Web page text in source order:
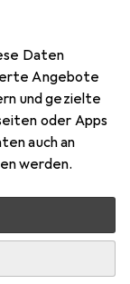
Daten
Angebote
und gezielte
oder Apps
auch an
werden.